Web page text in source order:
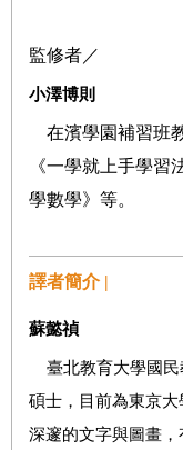
監修者／
小澤博則
在濱學園補習班
《一學就上手學
學數學》等。
譯者簡介 |
蘇懿禎
臺北教育大學國民
碩士，目前為東京
深邃的文字與圖畫